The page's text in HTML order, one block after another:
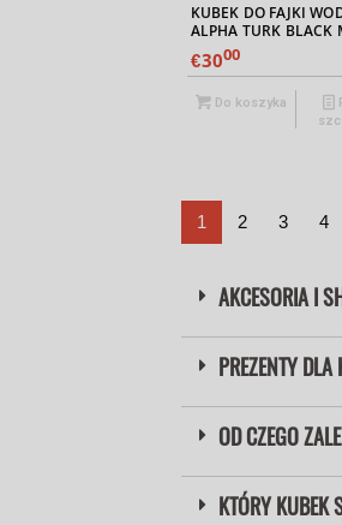
KUBEK DO FAJKI
ALPHA TURK BLACK
€3000
Do koszyka
1 2 3 4
AKCESORIA I
PREZENTY
OD CZEGO
KTÓRY KUBEK